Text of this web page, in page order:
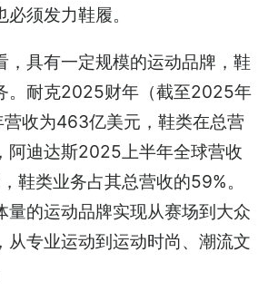
须发力鞋履。
，具有一定规模的运动品牌，鞋
。耐克2025财年（截至2025年
收为463亿美元，鞋类在总营
阿迪达斯2025上半年全球营收
鞋类业务占其总营收的59%。
量的运动品牌实现从赛场到大众
从专业运动到运动时尚、潮流文